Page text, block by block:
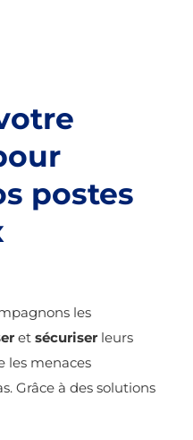
postes
les
et sécuriser leurs
les menaces
Grâce à des solutions